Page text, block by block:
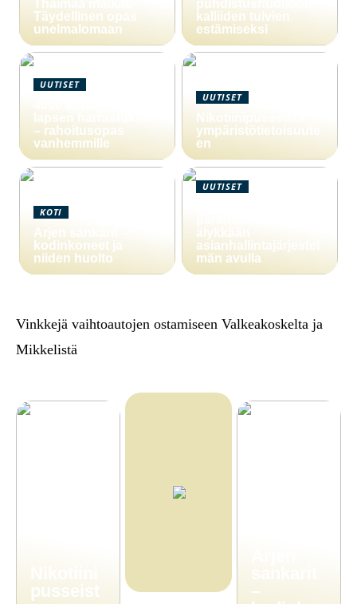
Thaimaa matkat:
Täydellinen opas
unelmalomaan
puhdistushuoltoon
kalliiden tulvien
estämiseksi
UUTISET
lapsen harrastuksiin
– rahoitusopas
vanhemmille
UUTISET
Nikotiinipusseista
ympäristötietoisuute
en
KOTI
Arjen sankarit –
kodinkoneet ja
niiden huolto
UUTISET
älykkään
asianhallintajärjestel
män avulla
Vinkkejä vaihtoautojen ostamiseen Valkeakoskelta ja
Mikkelistä
pusseist
–